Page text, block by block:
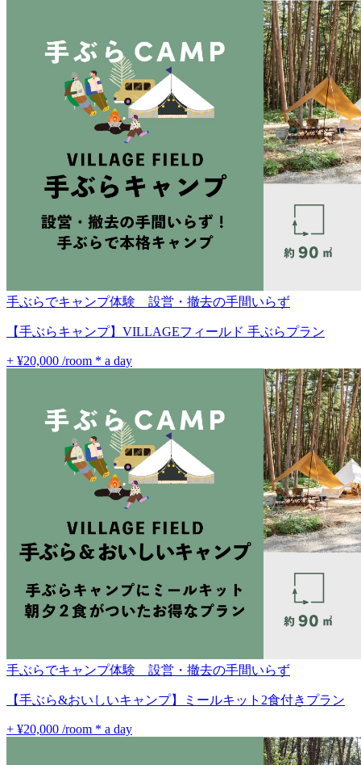
手ぶらでキャンプ体験 設営・撤去の手間いらず
【手ぶらキャンプ】VILLAGEフィールド 手ぶらプラン
+ ¥20,000 /room * a day
手ぶらでキャンプ体験 設営・撤去の手間いらず
【手ぶら&おいしいキャンプ】ミールキット2食付きプラン
+ ¥20,000 /room * a day